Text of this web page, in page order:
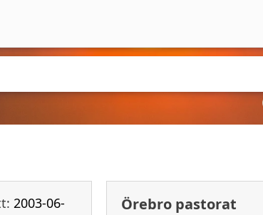
2003-06-
Örebro pastorat